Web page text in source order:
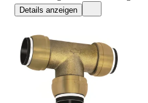
Details anzeigen